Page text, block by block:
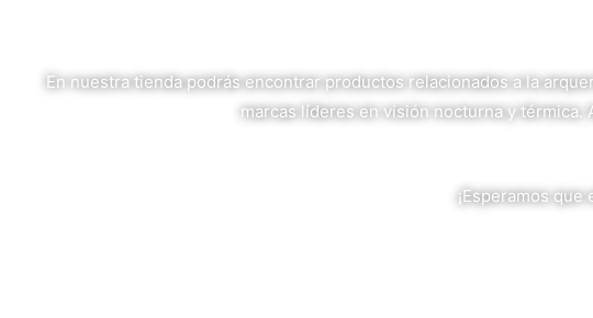
En nuestra tienda podrás encontrar productos relacionados a la
marcas líderes en visión nocturna y térmica.
¡Esperamos